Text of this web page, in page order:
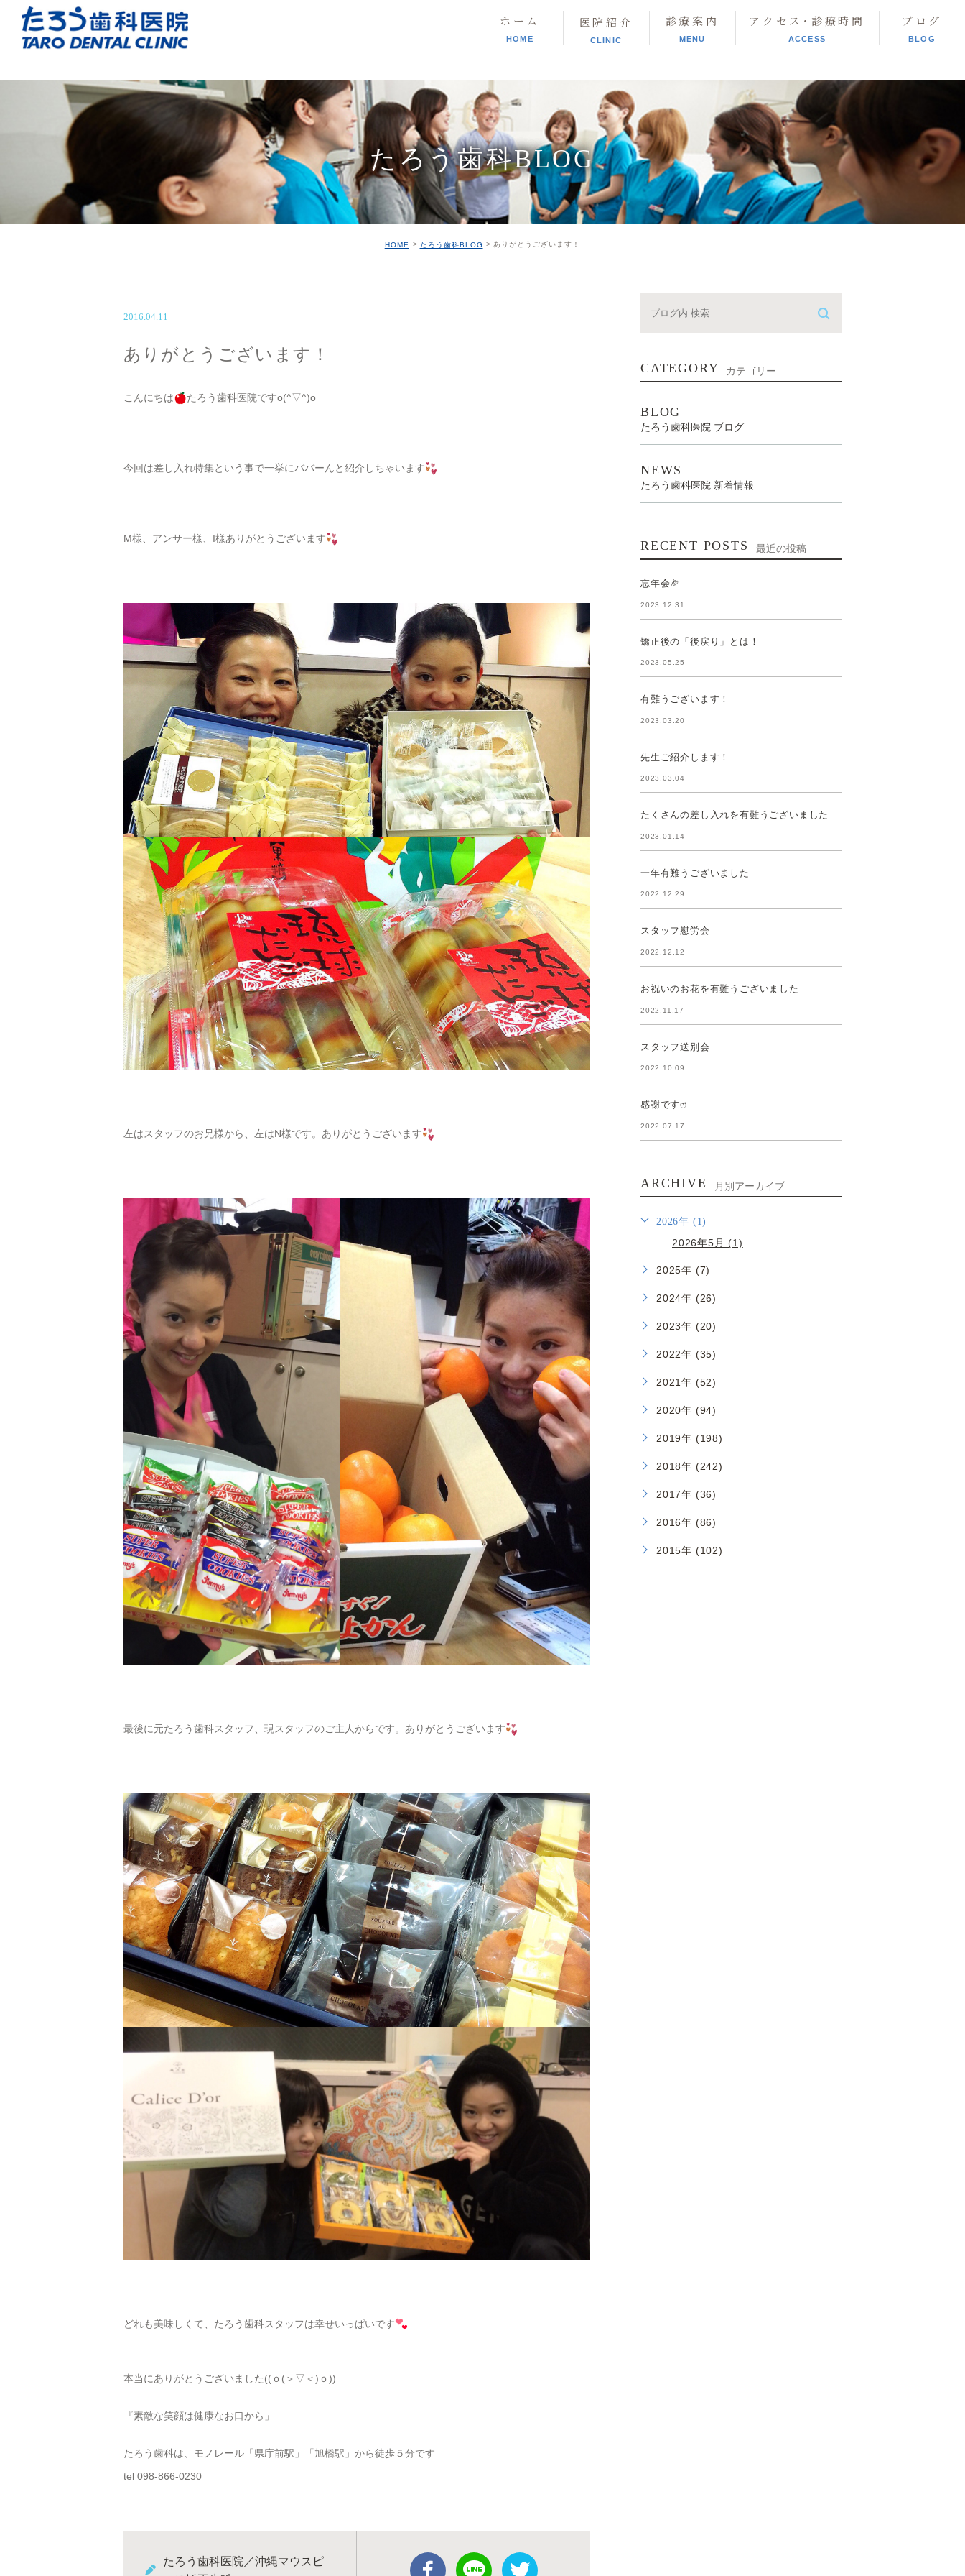
ホーム
HOME
医院紹介
CLINIC
診療案内
MENU
アクセス･診療時間
ACCESS
ブログ
BLOG
たろう歯科BLOG
HOME たろう歯科BLOG ありがとうございます！
2016.04.11
ありがとうございます！
こんにちは たろう歯科医院ですo(^▽^)o
今回は差し入れ特集という事で一挙にババーんと紹介しちゃいます
M様、アンサー様、I様ありがとうございます
左はスタッフのお兄様から、左はN様です。ありがとうございます
最後に元たろう歯科スタッフ、現スタッフのご主人からです。ありがとうございます
どれも美味しくて、たろう歯科スタッフは幸せいっぱいです
本当にありがとうございました((ｏ(＞▽＜)ｏ))
『素敵な笑顔は健康なお口から」
たろう歯科は、モノレール「県庁前駅」「旭橋駅」から徒歩５分です
tel 098-866-0230
たろう歯科医院／沖縄マウスピ
CATEGORY カテゴリー
BLOG
たろう歯科医院 ブログ
NEWS
たろう歯科医院 新着情報
RECENT POSTS 最近の投稿
忘年会🎉
2023.12.31
矯正後の「後戻り」とは！
2023.05.25
有難うございます！
2023.03.20
先生ご紹介します！
2023.03.04
たくさんの差し入れを有難うございました
2023.01.14
一年有難うございました
2022.12.29
スタッフ慰労会
2022.12.12
お祝いのお花を有難うございました
2022.11.17
スタッフ送別会
2022.10.09
感謝ですෆ̈
2022.07.17
ARCHIVE 月別アーカイブ
2026年 (1)
2026年5月 (1)
2025年 (7)
2024年 (26)
2023年 (20)
2022年 (35)
2021年 (52)
2020年 (94)
2019年 (198)
2018年 (242)
2017年 (36)
2016年 (86)
2015年 (102)